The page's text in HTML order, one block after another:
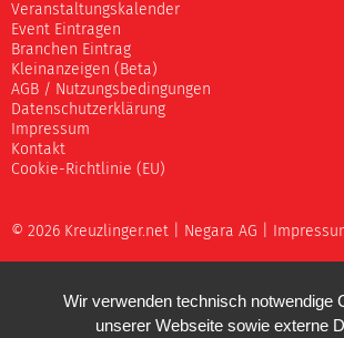
Veranstaltungskalender
Event Eintragen
Branchen Eintrag
Kleinanzeigen (Beta)
AGB / Nutzungsbedingungen
Datenschutzerklärung
Impressum
Kontakt
Cookie-Richtlinie (EU)
© 2026 Kreuzlinger.net | Negara AG
Wir verwenden technisch notwendige
unserer Webseite sowie externe